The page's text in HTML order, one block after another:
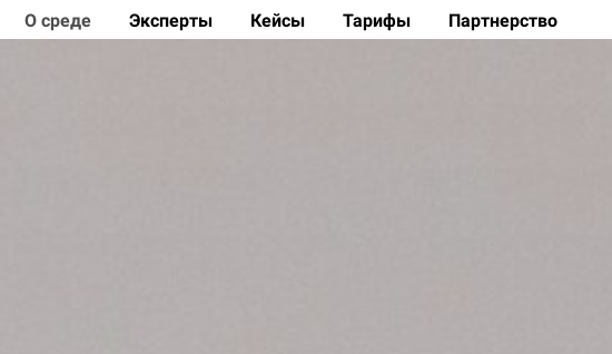
О среде Эксперты Кейсы Тарифы Партнерство